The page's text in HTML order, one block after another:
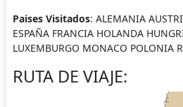
Paises Visitados: ALEMANIA
ESPAÑA FRANCIA HOLANDA
LUXEMBURGO MONACO POLONIA
RUTA DE VIAJE: